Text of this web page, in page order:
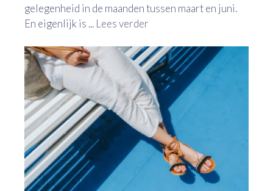
gelegenheid in de maanden tussen maart en juni.
En eigenlijk is ... Lees verder